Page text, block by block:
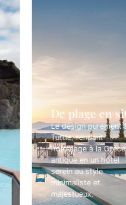
De plage en sites
Le design purement Ed
Tuttle, rendant
hommage à la Grèce
antique en un hôtel
serein au style
minimaliste et
majestueux.